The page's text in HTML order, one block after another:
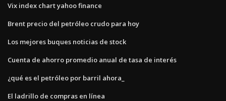
Vix index chart yahoo finance
Brent precio del petróleo crudo para hoy
Los mejores buques noticias de stock
Cuenta de ahorro promedio anual de tasa de interés
¿qué es el petróleo por barril ahora_
El ladrillo de compras en línea